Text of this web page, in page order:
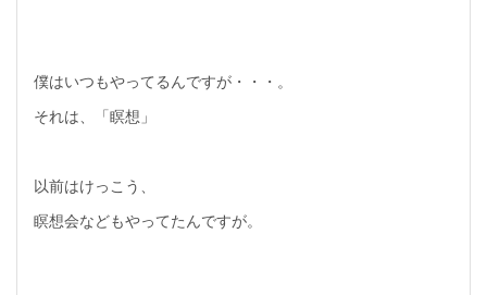
僕はいつもやってるんですが・・・。
それは、「瞑想」
以前はけっこう、
瞑想会などもやってたんですが。